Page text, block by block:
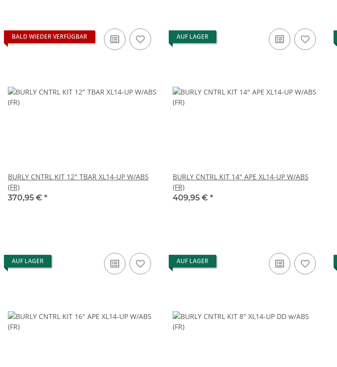
BALD WIEDER VERFÜGBAR
BURLY CNTRL KIT 12" TBAR XL14-UP W/ABS
(FR)
370,95 € *
AUF LAGER
BURLY CNTRL KIT 14" APE XL14-UP W/ABS
(FR)
409,95 € *
AUF LAGER AUF LAGER